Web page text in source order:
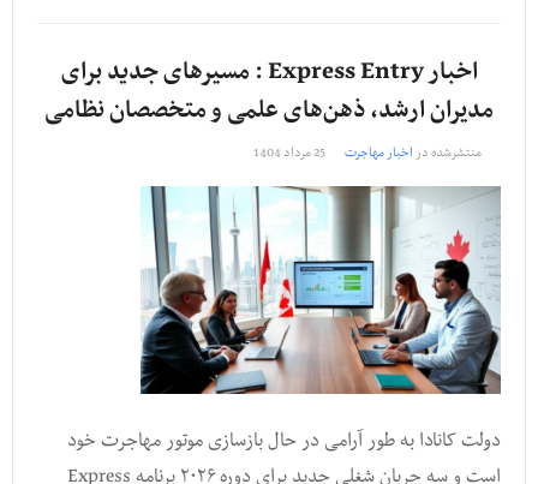
اخبار Express Entry : مسیرهای جدید برای
مدیران ارشد، ذهن‌های علمی و متخصصان نظامی
منتشرشده در اخبار مهاجرت 25 مرداد 1404
دولت کانادا به طور آرامی در حال بازسازی موتور مهاجرت خود
است و سه جریان شغلی جدید برای دوره ۲۰۲۶ برنامه Express